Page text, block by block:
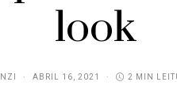
look
ABRIL 16, 2021 2 MIN